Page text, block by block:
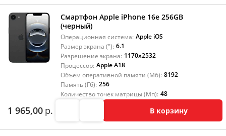
Смартфон Apple iPhone 16e 256GB
(черный)
Операционная система: Apple iOS
Размер экрана ("): 6.1
Разрешение экрана: 1170x2532
Процессор: Apple A18
Объем оперативной памяти (Мб): 8192
Память (Гб): 256
Количество точек матрицы (Мп): 48
1 965,00 р. В корзину